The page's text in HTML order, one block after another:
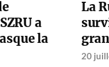
a
la
La
20